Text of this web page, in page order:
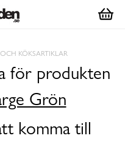
KÖKSARTIKLAR
för produkten
Grön
komma till